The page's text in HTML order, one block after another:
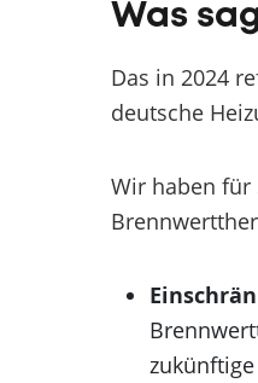
Was
Das in 2024
deutsche
Wir haben für